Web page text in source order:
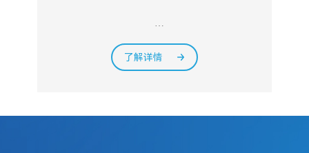
cryopreservationso...
了解详情